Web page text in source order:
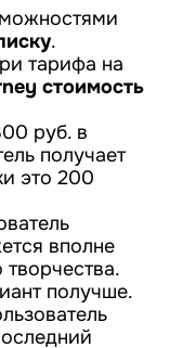
.
тарифа на
стоимость
руб. в
получает
это 200
вполне
получше.